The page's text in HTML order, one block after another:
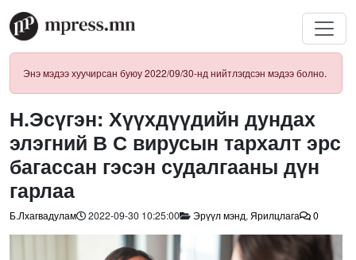
Энэ мэдээ хуучирсан буюу 2022/09/30-нд нийтлэгдсэн мэдээ болно.
Н.Эсүгэн: Хүүхдүүдийн дундах
элэгний В С вирусын тархалт эрс
багассан гэсэн судалгааны дүн
гарлаа
Б.Лхагвадулам 2022-09-30 10:25:00 Эрүүл мэнд, Ярилцлага 0